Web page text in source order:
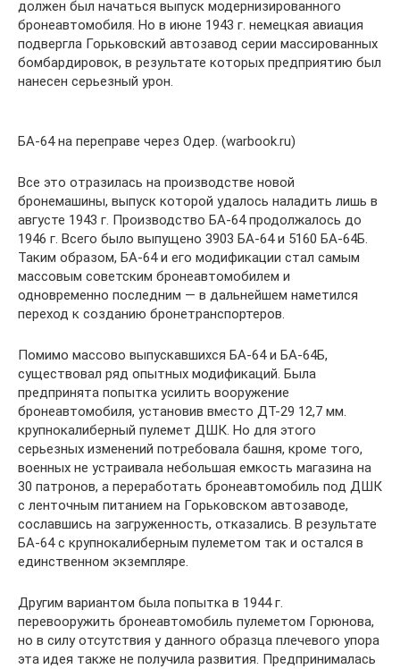
должен был начаться выпуск модернизированного
бронеавтомобиля. Но в июне 1943 г. немецкая авиация
подвергла Горьковский автозавод серии массированных
бомбардировок, в результате которых предприятию был
нанесен серьезный урон.
БА-64 на переправе через Одер. (warbook.ru)
Все это отразилась на производстве новой
бронемашины, выпуск которой удалось наладить лишь в
августе 1943 г. Производство БА-64 продолжалось до
1946 г. Всего было выпущено 3903 БА-64 и 5160 БА-64Б.
Таким образом, БА-64 и его модификации стал самым
массовым советским бронеавтомобилем и
одновременно последним — в дальнейшем наметился
переход к созданию бронетранспортеров.
Помимо массово выпускавшихся БА-64 и БА-64Б,
существовал ряд опытных модификаций. Была
предпринята попытка усилить вооружение
бронеавтомобиля, установив вместо ДТ-29 12,7 мм.
крупнокалиберный пулемет ДШК. Но для этого
серьезных изменений потребовала башня, кроме того,
военных не устраивала небольшая емкость магазина на
30 патронов, а переработать бронеавтомобиль под ДШК
с ленточным питанием на Горьковском автозаводе,
сославшись на загруженность, отказались. В результате
БА-64 с крупнокалиберным пулеметом так и остался в
единственном экземпляре.
Другим вариантом была попытка в 1944 г.
перевооружить бронеавтомобиль пулеметом Горюнова,
но в силу отсутствия у данного образца плечевого упора
эта идея также не получила развития. Предпринималась